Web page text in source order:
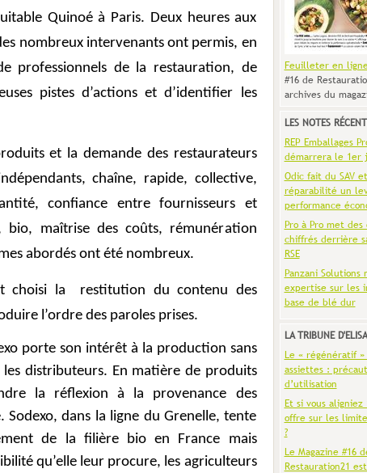
Quinoé à Paris. Deux heures aux
nombreux intervenants ont permis, en
professionnels de la restauration, de
pistes d’actions et d’identifier les
et la demande des restaurateurs
chaîne, rapide, collective,
confiance entre fournisseurs et
bio, maîtrise des coûts, rémunération
abordés ont été nombreux.
choisi la
restitution du contenu des
l’ordre des paroles prises.
porte son intérêt à la production sans
les distributeurs. En matière de produits
la réflexion à la provenance des
dans la ligne du Grenelle, tente
de la filière bio en France mais
qu’elle leur procure, les agriculteurs
Feuilleter en
#16 de
archives du
LES NOTES
REP Emballages
démarrera le 1er
Odic fait du SAV
réparabilité un
performance
Pro à Pro met
chiffrés derrière
RSE
Panzani Solutions
expertise sur les
base de blé dur
LA TRIBUNE
Le « régénératif »
assiettes :
d’utilisation
Et si vous aligniez
offre sur les
?
Le Magazine #16
Restauration21